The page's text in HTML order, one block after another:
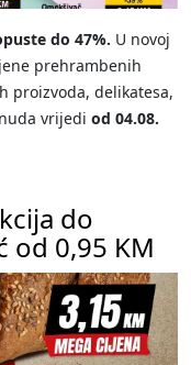
do 47%. U novoj
prehrambenih
proizvoda, delikatesa,
vrijedi od 04.08.
do
od 0,95 KM